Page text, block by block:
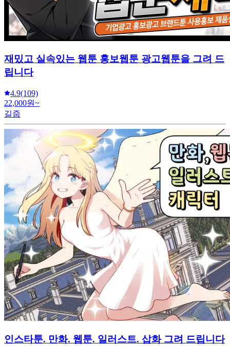
재밌고 실속있는 웹툰 홍보웹툰 광고웹툰을 그려 드
립니다
4.9(109)
22,000원~
길줍
인스타툰. 만화. 웹툰. 일러스트. 삽화 그려 드립니다